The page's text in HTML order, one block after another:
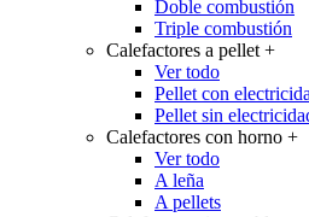
Doble combustión
Triple combustión
Calefactores a pellet +
Ver todo
Pellet con
Pellet sin
Calefactores con horno +
Ver todo
A leña
A pellets